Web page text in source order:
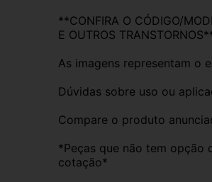
**CONFIRA O CÓDIGO/
E OUTROS
As imagens representam o
Dúvidas sobre uso ou
Compare o produto
*Peças que não tem opção
cotação*